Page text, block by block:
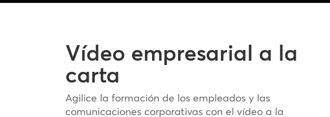
Vídeo empresarial a la
carta
Agilice la formación de los empleados y las
comunicaciones corporativas con el vídeo a la